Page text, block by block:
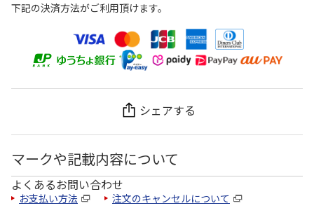
下記の決済方法がご利用頂けます。
シェアする
マークや記載内容について
よくあるお問い合わせ
お支払い方法 注文のキャンセルについて